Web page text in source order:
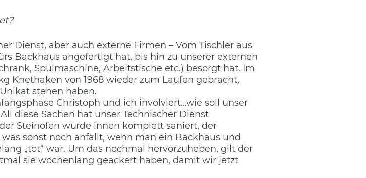
Dienst, aber auch externe Firmen – Vom Tischler aus
Backhaus angefertigt hat, bis hin zu unserer externen
Spülmaschine, Arbeitstische etc.) besorgt hat. Im
Knethaken von 1968 wieder zum Laufen gebracht,
stehen haben.
Christoph und ich involviert…wie soll unser
diese Sachen hat unser Technischer Dienst
Steinofen wurde innen komplett saniert, der
sonst noch anfällt, wenn man ein Backhaus und
„tot“ war. Um das nochmal hervorzuheben, gilt der
sie wochenlang geackert haben, damit wir jetzt